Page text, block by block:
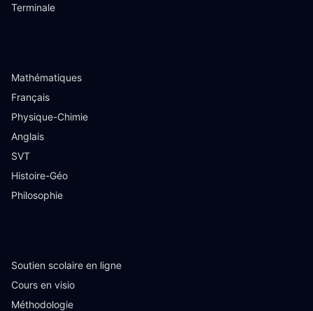
Terminale
Mathématiques
Français
Physique-Chimie
Anglais
SVT
Histoire-Géo
Philosophie
Soutien scolaire en ligne
Cours en visio
Méthodologie